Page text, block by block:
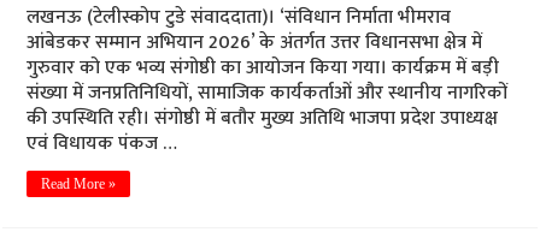
लखनऊ (टेलीस्कोप टुडे संवाददाता)। ‘संविधान निर्माता भीमराव
आंबेडकर सम्मान अभियान 2026’ के अंतर्गत उत्तर विधानसभा क्षेत्र में
गुरुवार को एक भव्य संगोष्ठी का आयोजन किया गया। कार्यक्रम में बड़ी
संख्या में जनप्रतिनिधियों, सामाजिक कार्यकर्ताओं और स्थानीय नागरिकों
की उपस्थिति रही। संगोष्ठी में बतौर मुख्य अतिथि भाजपा प्रदेश उपाध्यक्ष
एवं विधायक पंकज …
Read More »